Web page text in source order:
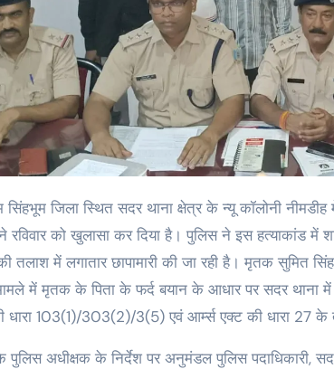
को खुलासा कर दिया है। पुलिस ने इस हत्याकांड में
तलाश में लगातार छापामारी की जा रही है। मृतक सुमित
में मृतक के पिता के फर्द बयान के आधार पर सदर थाना
103(1)/303(2)/3(5) एवं आर्म्स एक्ट की धारा 27 के
पुलिस अधीक्षक के निर्देश पर अनुमंडल पुलिस पदाधिकारी,